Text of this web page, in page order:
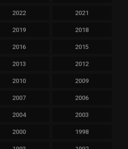
2022 2021
2019 2018
2016 2015
2013 2012
2010 2009
2007 2006
2004 2003
2000 1998